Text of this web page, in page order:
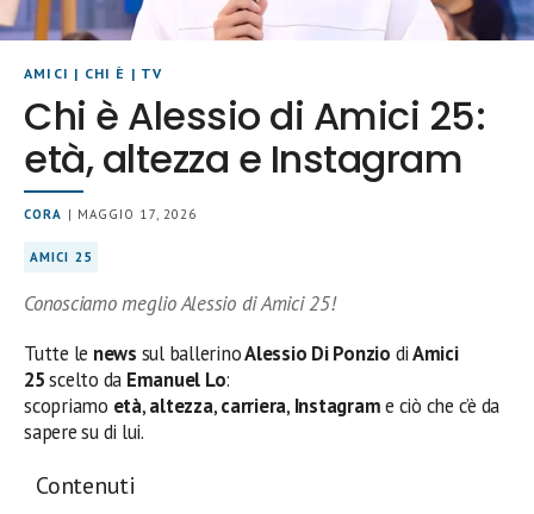
AMICI | CHI È | TV
Chi è Alessio di Amici 25:
età, altezza e Instagram
CORA | MAGGIO 17, 2026
AMICI 25
Conosciamo meglio Alessio di Amici 25!
Tutte le news sul ballerinoAlessio Di Ponzio diAmici
25scelto da Emanuel Lo:
scopriamo età,altezza,carriera, Instagrame ciò che c’è da
sapere su di lui.
Contenuti